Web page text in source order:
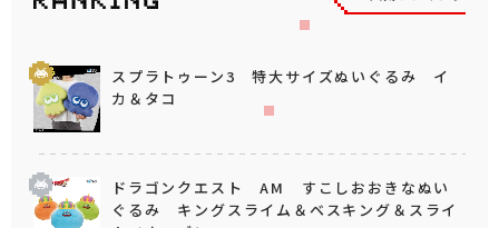
スプラトゥーン3 特大サイズぬいぐるみ イ
カ＆タコ
ドラゴンクエスト AM すこしおおきなぬい
ぐるみ キングスライム＆ベスキング＆スライ